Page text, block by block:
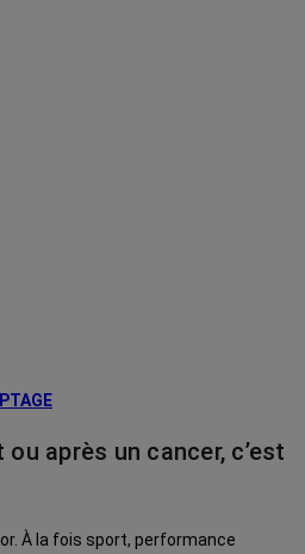
après un cancer, c’est
À la fois sport, performance